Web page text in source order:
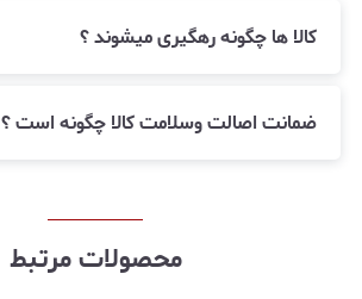
کالا ها چگونه رهگیری میشوند ؟
ضمانت اصالت وسلامت کالا چگونه است ؟
محصولات مرتبط